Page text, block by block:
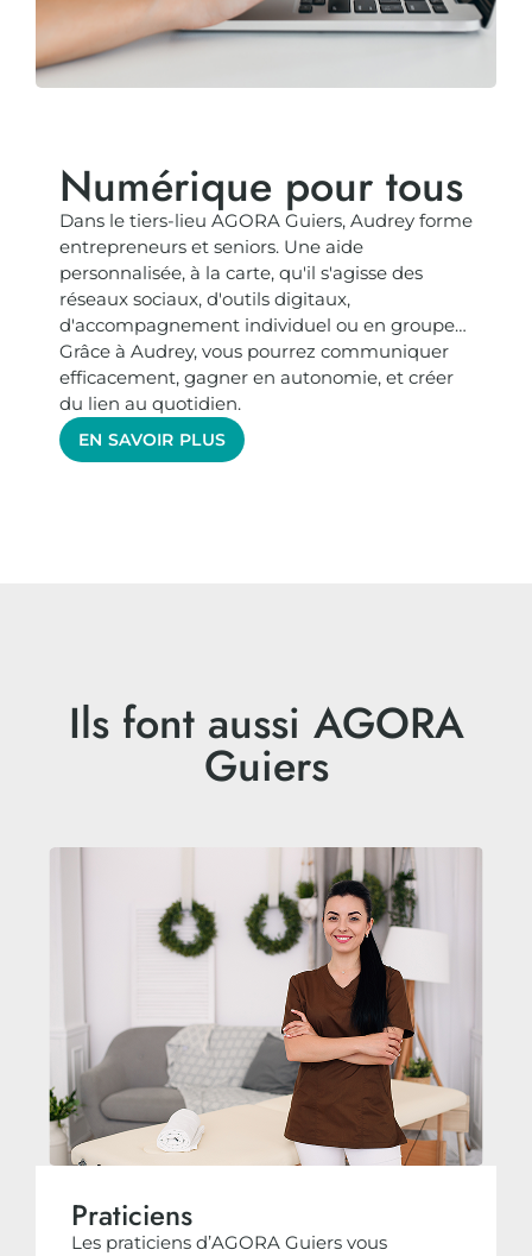
Numérique pour tous
Dans le tiers-lieu AGORA Guiers, Audrey forme
entrepreneurs et seniors. Une aide
personnalisée, à la carte, qu'il s'agisse des
réseaux sociaux, d'outils digitaux,
d'accompagnement individuel ou en groupe…
Grâce à Audrey, vous pourrez communiquer
efficacement, gagner en autonomie, et créer
du lien au quotidien.
EN SAVOIR PLUS
Ils font aussi AGORA
Guiers
Praticiens
Les praticiens d’AGORA Guiers vous